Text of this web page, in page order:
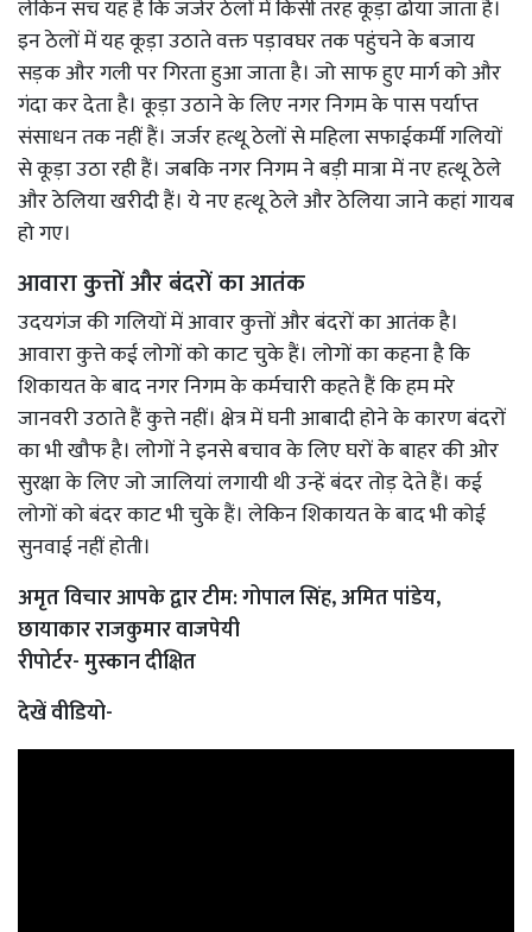
लेकिन सच यह है कि जर्जर ठेलों में किसी तरह कूड़ा ढोया जाता है।
इन ठेलों में यह कूड़ा उठाते वक्त पड़ावघर तक पहुंचने के बजाय
सड़क और गली पर गिरता हुआ जाता है। जो साफ हुए मार्ग को और
गंदा कर देता है। कूड़ा उठाने के लिए नगर निगम के पास पर्याप्त
संसाधन तक नहीं हैं। जर्जर हत्थू ठेलों से महिला सफाईकर्मी गलियों
से कूड़ा उठा रही हैं। जबकि नगर निगम ने बड़ी मात्रा में नए हत्थू ठेले
और ठेलिया खरीदी हैं। ये नए हत्थू ठेले और ठेलिया जाने कहां गायब
हो गए।
आवारा कुत्तों और बंदरों का आतंक
उदयगंज की गलियों में आवार कुत्तों और बंदरों का आतंक है।
आवारा कुत्ते कई लोगों को काट चुके हैं। लोगों का कहना है कि
शिकायत के बाद नगर निगम के कर्मचारी कहते हैं कि हम मरे
जानवरी उठाते हैं कुत्ते नहीं। क्षेत्र में घनी आबादी होने के कारण बंदरों
का भी खौफ है। लोगों ने इनसे बचाव के लिए घरों के बाहर की ओर
सुरक्षा के लिए जो जालियां लगायी थी उन्हें बंदर तोड़ देते हैं। कई
लोगों को बंदर काट भी चुके हैं। लेकिन शिकायत के बाद भी कोई
सुनवाई नहीं होती।
अमृत विचार आपके द्वार टीम: गोपाल सिंह, अमित पांडेय,
छायाकार राजकुमार वाजपेयी
रीपोर्टर- मुस्कान दीक्षित
देखें वीडियो-